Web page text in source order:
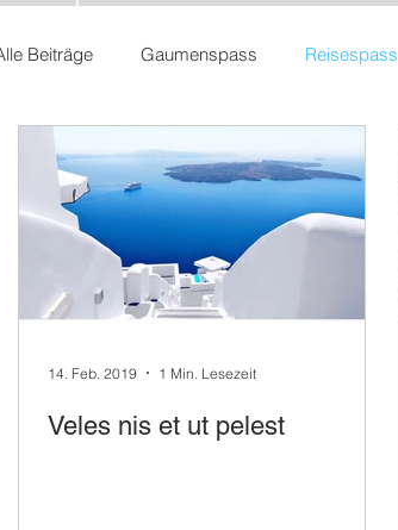
Beiträge Gaumenspass Reisespass
Veles nis et ut pelest
14. Feb. 2019 1 Min. Lesezeit